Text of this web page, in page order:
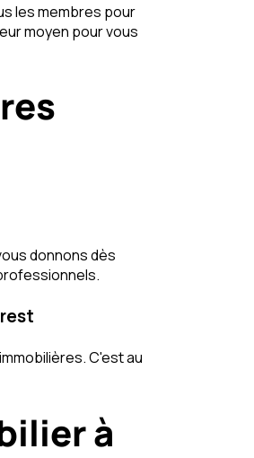
les membres pour
moyen pour vous
donnons dès
C'est au
à